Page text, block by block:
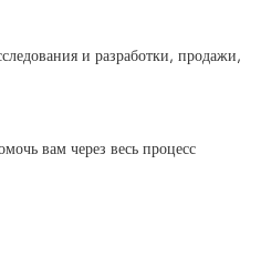
и разработки, продажи,
вам через весь процесс